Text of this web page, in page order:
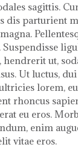
sagittis.
dis parturient
ut,
Ut luctus,
lorem,
rhoncus
eu eros.
enim
vitae eros.